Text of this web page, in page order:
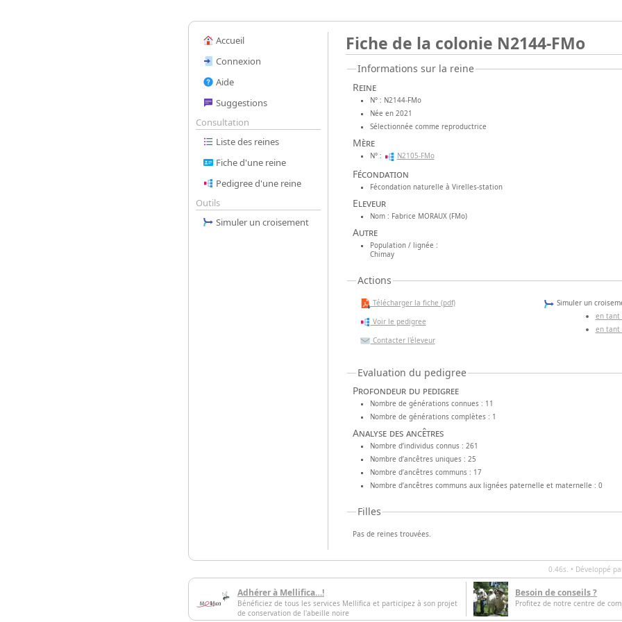
Accueil
Connexion
Aide
Suggestions
Consultation
Liste des reines
Fiche d'une reine
Pedigree d'une reine
Outils
Simuler un croisement
Fiche de la colonie N2144-FMo
Informations sur la reine
Reine
N° : N2144-FMo
Née en 2021
Sélectionnée comme reproductrice
Mère
N° : N2105-FMo
Fécondation
Fécondation naturelle à Virelles-station
Eleveur
Nom : Fabrice MORAUX (FMo)
Autre
Population / lignée :
Chimay
Actions
Télécharger la fiche (pdf)
Voir le pedigree
Contacter l'éleveur
Simuler un
en tant
en tant
Evaluation du pedigree
Profondeur du pedigree
Nombre de générations connues : 11
Nombre de générations complètes : 1
Analyse des ancêtres
Nombre d’individus connus : 261
Nombre d’ancêtres uniques : 25
Nombre d’ancêtres communs : 17
Nombre d’ancêtres communs aux lignées paternelle et maternelle : 0
Filles
Pas de reines trouvées.
0.46s. • Développé
Adhérer à Mellifica…!
Bénéficiez de tous les services Mellifica et participez à son projet
de conservation de l'abeille noire
Besoin de conseils ?
Profitez de notre centre de